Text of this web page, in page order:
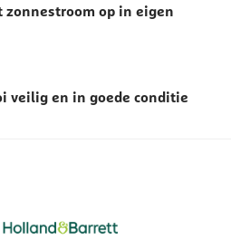
zonnestroom op in eigen
veilig en in goede conditie